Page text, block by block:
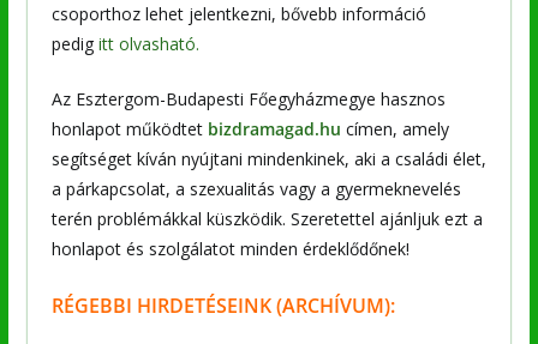
csoporthoz lehet jelentkezni, bővebb információ
pedig itt olvasható.
Az Esztergom-Budapesti Főegyházmegye hasznos
honlapot működtet bizdramagad.hu címen, amely
segítséget kíván nyújtani mindenkinek, aki a családi élet,
a párkapcsolat, a szexualitás vagy a gyermeknevelés
terén problémákkal küszködik. Szeretettel ajánljuk ezt a
honlapot és szolgálatot minden érdeklődőnek!
RÉGEBBI HIRDETÉSEINK (ARCHÍVUM):